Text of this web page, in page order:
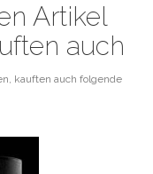
Artikel
auch
kauften auch folgende